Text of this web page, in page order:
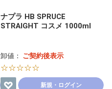
ナプラ HB SPRUCE
STRAIGHT コスメ 1000ml
卸値： ご契約後表示
☆☆☆☆☆
新規・ログイン